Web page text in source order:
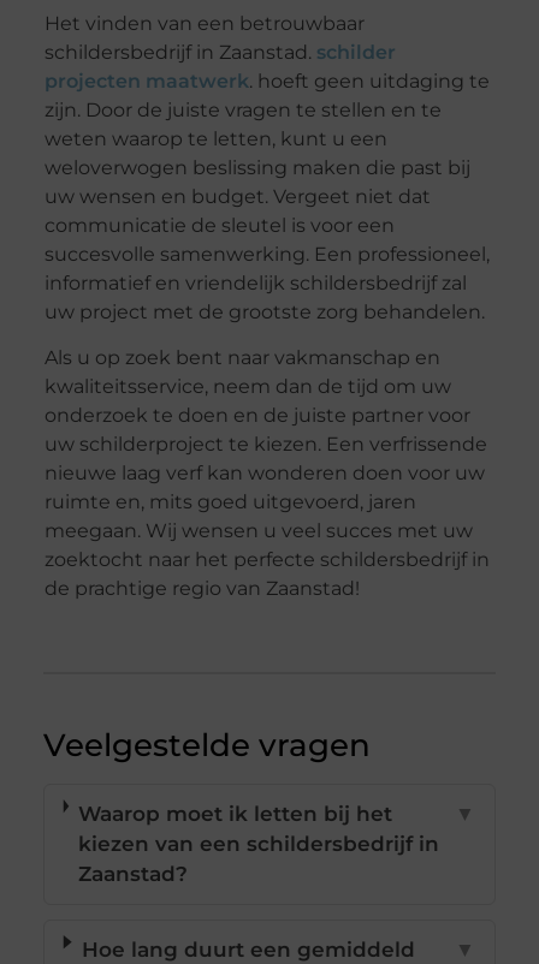
Het vinden van een betrouwbaar
schildersbedrijf in Zaanstad. schilder
projecten maatwerk. hoeft geen uitdaging te
zijn. Door de juiste vragen te stellen en te
weten waarop te letten, kunt u een
weloverwogen beslissing maken die past bij
uw wensen en budget. Vergeet niet dat
communicatie de sleutel is voor een
succesvolle samenwerking. Een professioneel,
informatief en vriendelijk schildersbedrijf zal
uw project met de grootste zorg behandelen.
Als u op zoek bent naar vakmanschap en
kwaliteitsservice, neem dan de tijd om uw
onderzoek te doen en de juiste partner voor
uw schilderproject te kiezen. Een verfrissende
nieuwe laag verf kan wonderen doen voor uw
ruimte en, mits goed uitgevoerd, jaren
meegaan. Wij wensen u veel succes met uw
zoektocht naar het perfecte schildersbedrijf in
de prachtige regio van Zaanstad!
Veelgestelde vragen
Waarop moet ik letten bij het
kiezen van een schildersbedrijf in
Zaanstad?
▼
Hoe lang duurt een gemiddeld
▼